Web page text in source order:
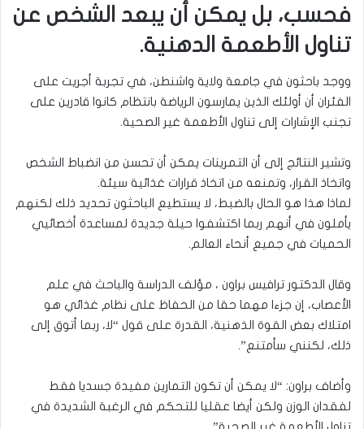
فحسب، بل يمكن أن يبعد الشخص عن
تناول الأطعمة الدهنية.
ووجد باحثون في جامعة ولاية واشنطن، في تجربة أجريت على
الفئران أن أولئك الذين يمارسون الرياضة بانتظام كانوا قادرين على
تجنب الإشارات إلى تناول الأطعمة غير الصحية.
وتشير النتائج إلى أن التمرينات يمكن أن تحسن من انضباط الشخص
واتخاذ القرار، وتمنعه من اتخاذ قرارات غذائية سيئة.
لماذا هذا هو الحال بالضبط، لا يستطيع الباحثون تحديد ذلك لكنهم
يأملون في أنهم ربما اكتشفوا حيلة جديدة لمساعدة أخصائيي
الحميات في جميع أنحاء العالم.
وقال الدكتور ترافيس براون ، مؤلف الدراسة والباحث في علم
الأعصاب، إن جزءا مهما حقا من الحفاظ على نظام غذائي هو
امتلاك بعض القوة الذهنية، القدرة على قول “لا، ربما أتوق إلى
ذلك، لكنني سأمتنع”.
وأضاف براون: “لا يمكن أن تكون التمارين مفيدة جسديا فقط
لفقدان الوزن ولكن أيضا عقليا للتحكم في الرغبة الشديدة في
تناول الأطعمة غير الصحية”.